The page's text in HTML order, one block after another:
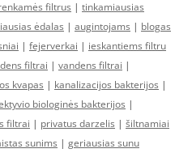
filtrus | tinkamiausias
ėdalas | augintojams | blogas
| fejerverkai | ieskantiems filtru
filtrai | vandens filtrai |
kvapas | kanalizacijos bakterijos |
biologinės bakterijos |
filtrai | privatus darzelis | šiltnamiai
sunims | geriausias sunu